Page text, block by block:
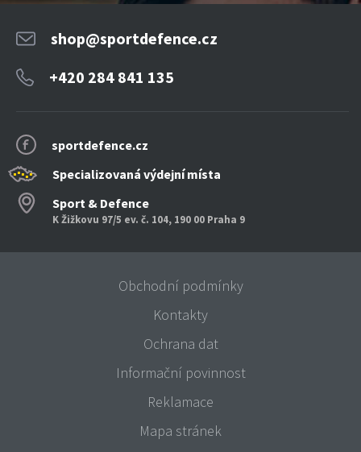
sportdefence.cz
Specializovaná výdejní místa
Sport & Defence
K Žižkovu 97/5 ev. č. 104, 190 00 Praha 9
shop@sportdefence.cz
+420 284 841 135
Obchodní podmínky
Kontakty
Ochrana dat
Informační povinnost
Reklamace
Mapa stránek